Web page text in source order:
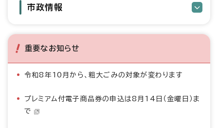
市政情報
重要なお知らせ
令和8年10月から、粗大ごみの対象が変わります
プレミアム付電子商品券の申込は8月14日（金曜日）ま
で